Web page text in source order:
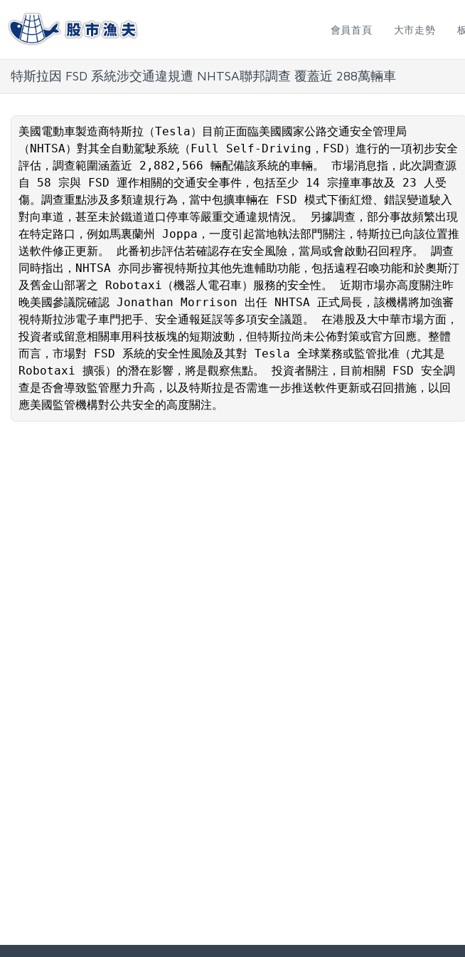
會員首頁 大市走勢
特斯拉因 FSD 系統涉交通違規遭 NHTSA聯邦調查 覆蓋近 288萬輛車
美國電動車製造商特斯拉（Tesla）目前正面臨美國國家公路交通安全管理局
（NHTSA）對其全自動駕駛系統（Full Self‑Driving，FSD）進行的一項初步安全
評估，調查範圍涵蓋近 2,882,566 輛配備該系統的車輛。 市場消息指，此次調查源
自 58 宗與 FSD 運作相關的交通安全事件，包括至少 14 宗撞車事故及 23 人受
傷。調查重點涉及多類違規行為，當中包擴車輛在 FSD 模式下衝紅燈、錯誤變道駛入
對向車道，甚至未於鐵道道口停車等嚴重交通違規情況。 另據調查，部分事故頻繁出現
在特定路口，例如馬裏蘭州 Joppa，一度引起當地執法部門關注，特斯拉已向該位置推
送軟件修正更新。 此番初步評估若確認存在安全風險，當局或會啟動召回程序。 調查
同時指出，NHTSA 亦同步審視特斯拉其他先進輔助功能，包括遠程召喚功能和於奧斯汀
及舊金山部署之 Robotaxi（機器人電召車）服務的安全性。 近期市場亦高度關注昨
晚美國參議院確認 Jonathan Morrison 出任 NHTSA 正式局長，該機構將加強審
視特斯拉涉電子車門把手、安全通報延誤等多項安全議題。 在港股及大中華市場方面，
投資者或留意相關車用科技板塊的短期波動，但特斯拉尚未公佈對策或官方回應。整體
而言，市場對 FSD 系統的安全性風險及其對 Tesla 全球業務或監管批准（尤其是
Robotaxi 擴張）的潛在影響，將是觀察焦點。 投資者關注，目前相關 FSD 安全調
查是否會導致監管壓力升高，以及特斯拉是否需進一步推送軟件更新或召回措施，以回
應美國監管機構對公共安全的高度關注。